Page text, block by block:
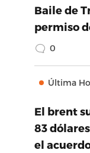
Baile de
permiso
0
Última
El brent
83
el